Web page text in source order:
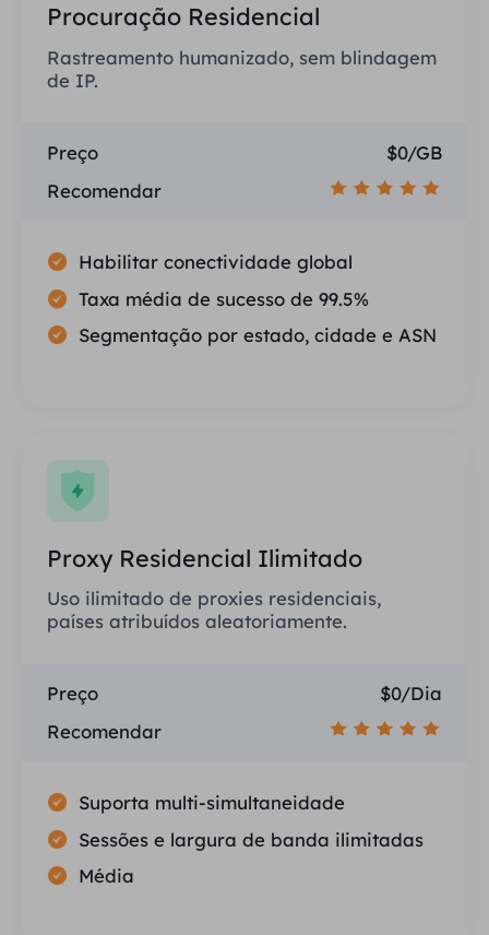
Procuração Residencial
Rastreamento humanizado, sem blindagem
de IP.
Preço
$0/GB
Recomendar
Habilitar conectividade global
Taxa média de sucesso de 99.5%
Segmentação por estado, cidade e ASN
Proxy Residencial Ilimitado
Uso ilimitado de proxies residenciais,
países atribuídos aleatoriamente.
Preço
$0/Dia
Recomendar
Suporta multi-simultaneidade
Sessões e largura de banda ilimitadas
Média